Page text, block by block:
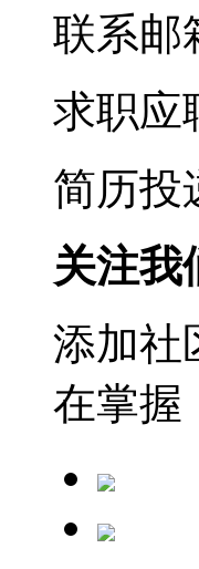
联系邮
求职应
简历投
关注我
添加社
在掌握